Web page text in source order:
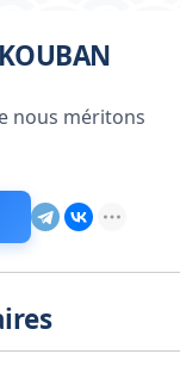
nous méritons